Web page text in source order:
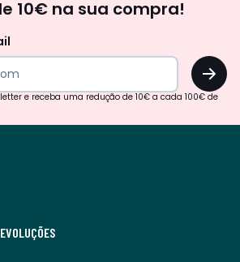
10€ na sua compra!
OK
e receba uma redução de 10€ a cada 100€ de